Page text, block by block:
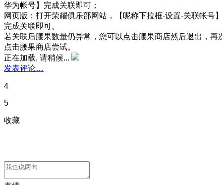
华为帐号】完成关联即可；
网页版：打开荣耀俱乐部网站，【昵称下拉框-设置-关联帐号
完成关联即可。
若关联后腰果数量仍异常，您可以点击腰果商店然后退出，再
点击腰果商店尝试。
正在加载, 请稍候...
发表评论…
4
5
收藏